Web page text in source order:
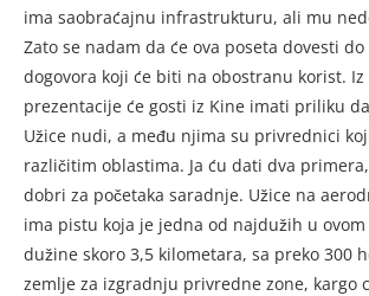
ima saobraćajnu infrastrukturu, ali mu
Zato se nadam da će ova poseta dovesti
dogovora koji će biti na obostranu korist. Iz
prezentacije će gosti iz Kine imati priliku
Užice nudi, a među njima su privrednici
različitim oblastima. Ja ću dati dva
dobri za početaka saradnje. Užice na
ima pistu koja je jedna od najdužih u ovom
dužine skoro 3,5 kilometara, sa preko 300
zemlje za izgradnju privredne zone, kargo